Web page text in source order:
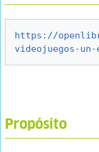
https://
videojuegos-
Propósito